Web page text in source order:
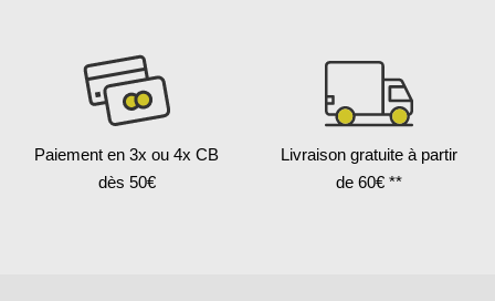
Paiement en 3x ou 4x CB
dès 50€
Livraison gratuite à partir
de 60€ **